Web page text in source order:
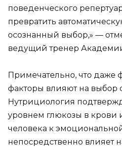
поведенческого
превратить
осознанный выбор,» —
ведущий тренер
Примечательно, что даже
факторы влияют на выбор
Нутрициология
уровнем глюкозы в крови
человека к
непосредственно влияет